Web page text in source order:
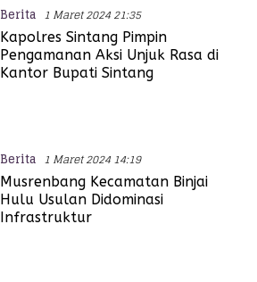
Berita 1 Maret 2024 21:35
Kapolres Sintang Pimpin
Pengamanan Aksi Unjuk Rasa di
Kantor Bupati Sintang
Berita 1 Maret 2024 14:19
Musrenbang Kecamatan Binjai
Hulu Usulan Didominasi
Infrastruktur